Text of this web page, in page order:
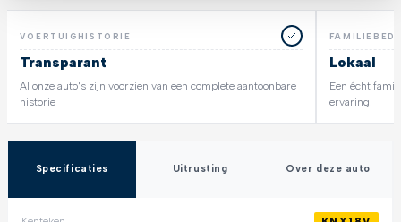
VOERTUIGHISTORIE
Transparant
Al onze auto's zijn voorzien van een complete aantoonbare
historie
Lokaal
Een écht
ervaring!
Specificaties Uitrusting Over deze auto